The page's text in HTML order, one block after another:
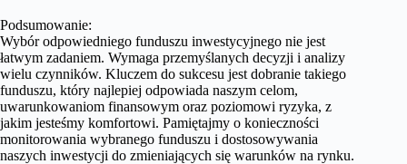
Podsumowanie:
Wybór odpowiedniego funduszu inwestycyjnego nie jest
łatwym zadaniem. Wymaga przemyślanych decyzji i analizy
wielu czynników. Kluczem do sukcesu jest dobranie takiego
funduszu, który najlepiej odpowiada naszym celom,
uwarunkowaniom finansowym oraz poziomowi ryzyka, z
jakim jesteśmy komfortowi. Pamiętajmy o konieczności
monitorowania wybranego funduszu i dostosowywania
naszych inwestycji do zmieniających się warunków na rynku.